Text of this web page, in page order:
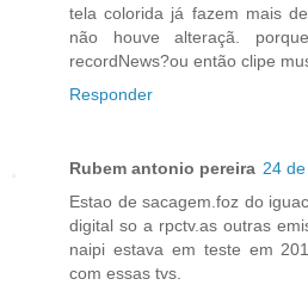
tela colorida já fazem mais
não houve alteraçã.
recordNews?ou então clipe
Responder
Rubem antonio pereira 24
Estao de sacagem.foz do
digital so a rpctv.as outras
naipi estava em teste em
com essas tvs.